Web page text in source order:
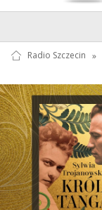
Radio Szczecin »